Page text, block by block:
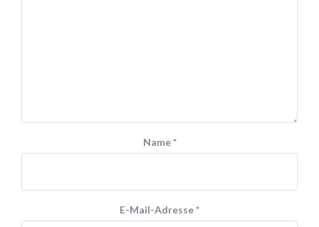
Name*
E-Mail-Adresse*